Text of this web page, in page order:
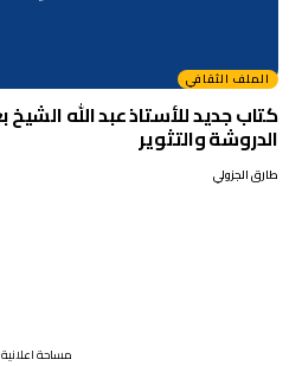
الملف الثقافي
كتاب جديد للأستاذ عبد الله
الدروشة والتثوير
طارق الجزولي
مساحة اعلانية